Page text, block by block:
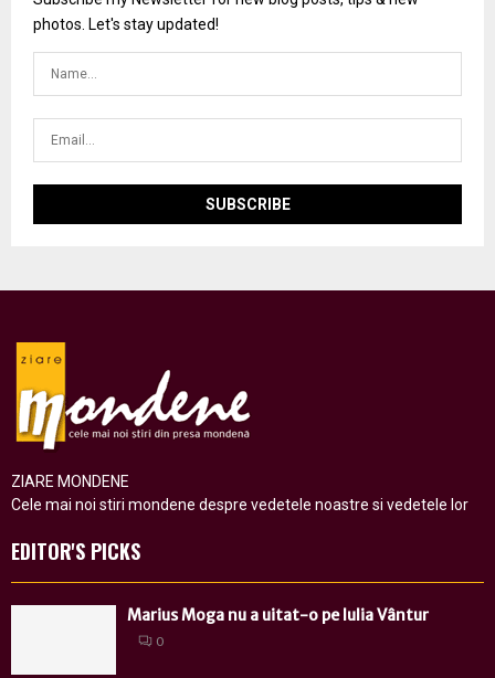
photos. Let's stay updated!
ZIARE MONDENE
Cele mai noi stiri mondene despre vedetele noastre si vedetele lor
EDITOR'S PICKS
Marius Moga nu a uitat-o pe Iulia Vântur
0